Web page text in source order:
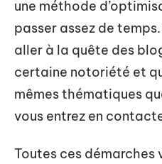
une méthode
passer assez de
aller à la quête des
certaine notoriété et
mêmes thématiques
vous entrez en
Toutes ces démarches